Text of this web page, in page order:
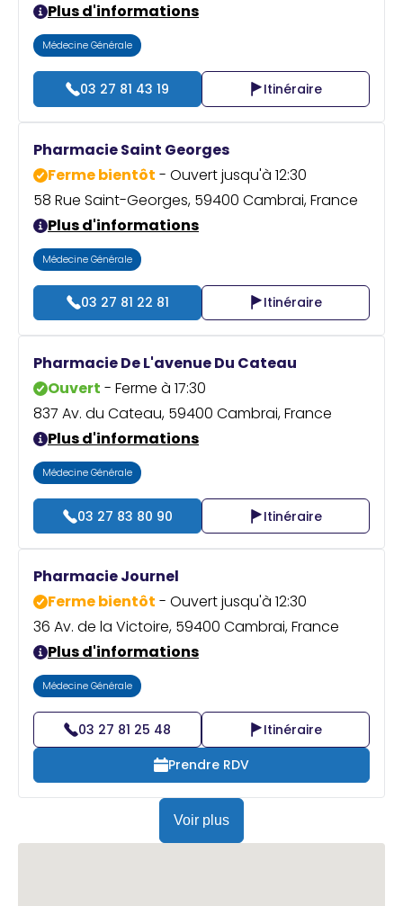
Plus d'informations
Médecine Générale
03 27 81 43 19 Itinéraire
Pharmacie Saint Georges
Ferme bientôt - Ouvert jusqu'à 12:30
58 Rue Saint-Georges, 59400 Cambrai, France
Plus d'informations
Médecine Générale
03 27 81 22 81 Itinéraire
Pharmacie De L'avenue Du Cateau
Ouvert - Ferme à 17:30
837 Av. du Cateau, 59400 Cambrai, France
Plus d'informations
Médecine Générale
03 27 83 80 90 Itinéraire
Pharmacie Journel
Ferme bientôt - Ouvert jusqu'à 12:30
36 Av. de la Victoire, 59400 Cambrai, France
Plus d'informations
Médecine Générale
03 27 81 25 48
Itinéraire
Prendre RDV
Voir plus